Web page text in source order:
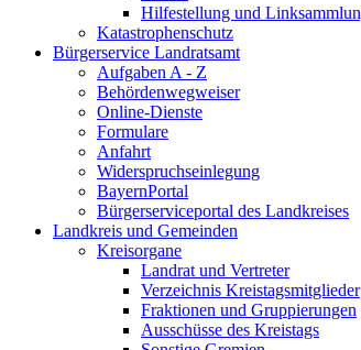
Hilfestellung und
Katastrophenschutz
Bürgerservice Landratsamt
Aufgaben A - Z
Behördenwegweiser
Online-Dienste
Formulare
Anfahrt
Widerspruchseinlegung
BayernPortal
Bürgerserviceportal des Landkreises
Landkreis und Gemeinden
Kreisorgane
Landrat und Vertreter
Verzeichnis Kreistagsmitglieder
Fraktionen und Gruppierungen
Ausschüsse des Kreistags